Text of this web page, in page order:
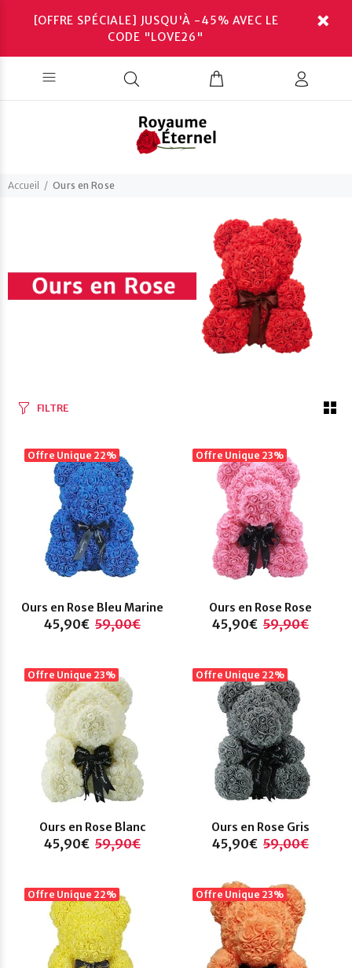
[OFFRE SPÉCIALE] JUSQU'À -45% AVEC LE
CODE "LOVE26"
Accueil Ours en Rose
FILTRE
Offre Unique 22%
Ours en Rose Bleu Marine
45,90€ 59,00€
Offre Unique 23%
Ours en Rose Rose
45,90€ 59,90€
Offre Unique 23%
Ours en Rose Blanc
45,90€ 59,90€
Offre Unique 22%
Ours en Rose Gris
45,90€ 59,00€
Offre Unique 22% Offre Unique 23%